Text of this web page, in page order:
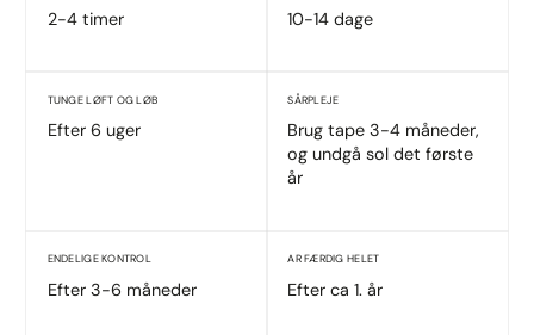
2-4 timer 10-14 dage
TUNGE LØFT OG LØB
Efter 6 uger
SÅRPLEJE
Brug tape 3-4 måneder,
og undgå sol det første
år
ENDELIGE KONTROL
Efter 3-6 måneder
AR FÆRDIG HELET
Efter ca 1. år